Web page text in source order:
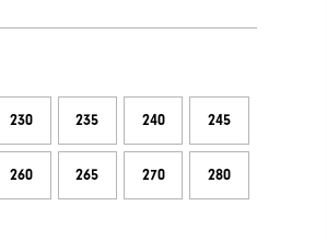
230 235 240 245
260 265 270 280